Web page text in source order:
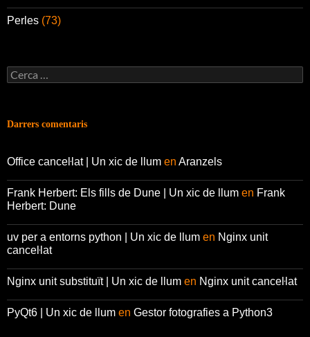
Perles (73)
Cerca:
Darrers comentaris
Office canceŀlat | Un xic de llum en Aranzels
Frank Herbert: Els fills de Dune | Un xic de llum en Frank
Herbert: Dune
uv per a entorns python | Un xic de llum en Nginx unit
canceŀlat
Nginx unit substituït | Un xic de llum en Nginx unit canceŀlat
PyQt6 | Un xic de llum en Gestor fotografies a Python3